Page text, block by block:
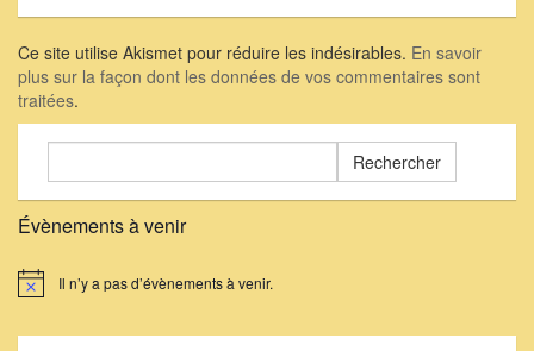
Ce site utilise Akismet pour réduire les indésirables. En savoir
plus sur la façon dont les données de vos commentaires sont
traitées.
Évènements à venir
Notice Il n’y a pas d’évènements à venir.